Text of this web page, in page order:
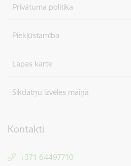
Privātuma politika
Piekļūstamība
Lapas karte
Sīkdatņu izvēles maiņa
Kontakti
+371 64497710